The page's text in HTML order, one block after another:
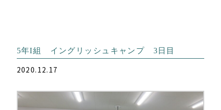
5年I組 イングリッシュキャンプ 3日目
2020.12.17